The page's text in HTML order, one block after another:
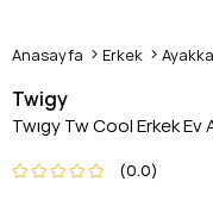
Anasayfa Erkek
Twigy
Twıgy Tw Cool Erkek Ev
0.0